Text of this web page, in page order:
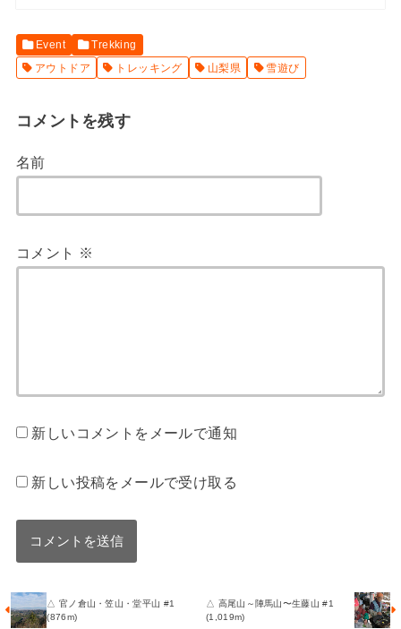
Event
Trekking
アウトドア
トレッキング 山梨県 雪遊び
コメントを残す
名前
コメント ※
新しいコメントをメールで通知
新しい投稿をメールで受け取る
△ 官ノ倉山・笠山・堂平山 #1
(876m)
△ 高尾山～陣馬山〜生藤山 #1
(1,019m)